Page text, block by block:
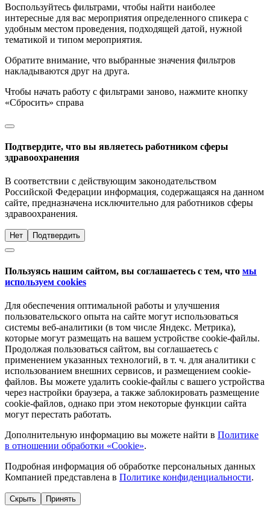
Воспользуйтесь фильтрами, чтобы найти наиболее
интересные для вас мероприятия определенного спикера с
удобным местом проведения, подходящей датой, нужной
тематикой и типом мероприятия.
Обратите внимание, что выбранные значения фильтров
накладываются друг на друга.
Чтобы начать работу с фильтрами заново, нажмите кнопку
«Сбросить» справа
Подтвердите, что вы являетесь работником сферы
здравоохранения
В соответствии с действующим законодательством
Российской Федерации информация, содержащаяся на данном
сайте, предназначена исключительно для работников сферы
здравоохранения.
Нет Подтвердить
Пользуясь нашим сайтом, вы соглашаетесь с тем, что мы
используем cookies
Для обеспечения оптимальной работы и улучшения
пользовательского опыта на сайте могут использоваться
системы веб-аналитики (в том числе Яндекс. Метрика),
которые могут размещать на вашем устройстве cookie-файлы.
Продолжая пользоваться сайтом, вы соглашаетесь с
применением указанных технологий, в т. ч. для аналитики с
использованием внешних сервисов, и размещением cookie-
файлов. Вы можете удалить cookie-файлы с вашего устройства
через настройки браузера, а также заблокировать размещение
cookie-файлов, однако при этом некоторые функции сайта
могут перестать работать.
Дополнительную информацию вы можете найти в Политике
в отношении обработки «Cookie».
Подробная информация об обработке персональных данных
Компанией представлена в Политике конфиденциальности.
Скрыть Принять